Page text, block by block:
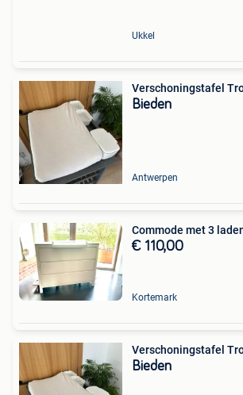
Ukkel
Verschoningstafel
Bieden
Antwerpen
Commode met 3
€ 110,00
Kortemark
Verschoningstafel
Bieden